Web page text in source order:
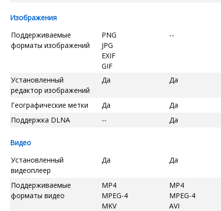
Изображения
Поддерживаемые
форматы изображений
PNG
JPG
EXIF
GIF
--
Установленный
редактор изображений
Да Да
Географические метки Да
Да
Поддержка DLNA
-- Да
Видео
Установленный
видеоплеер
Да Да
Поддерживаемые
форматы видео
MP4
MPEG-4
MKV
MP4
MPEG-4
AVI